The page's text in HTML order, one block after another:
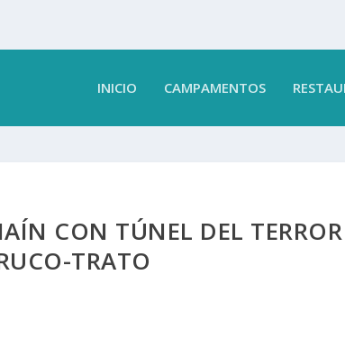
INICIO CAMPAMENTOS
CON TÚNEL DEL TERROR
TRATO